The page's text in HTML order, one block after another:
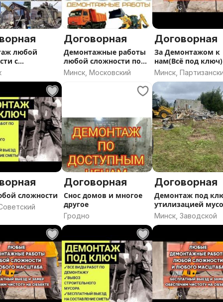
любой
с
Договорная
Демонтажные работы
любой сложности под
ключ
Минск, Московский
Договорная
За Демонтажом к
нам(Всё под ключ)
Минск,
сложности
Договорная
Снос домов и многое
другое
Гродно
Договорная
Демонтаж под
утилизацией
Минск, Заводской